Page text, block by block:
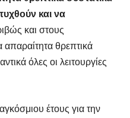
και να
και στους
θρεπτικά
όλες οι λειτουργίες
έτους για την